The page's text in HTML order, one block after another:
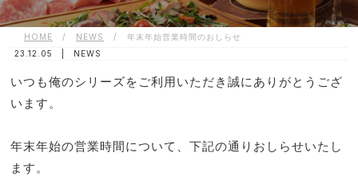
HOME / NEWS /
年末年始営業時間のおしらせ
23.12.05 |
NEWS
いつも俺のシリーズをご利用いただき誠にありがとうござ
います。
年末年始の営業時間について、下記の通りおしらせいたし
ます。